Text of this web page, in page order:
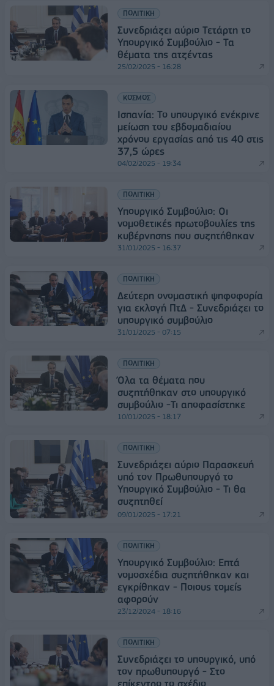
ΠΟΛΙΤΙΚΗ
Συνεδριάζει αύριο Τετάρτη το
Υπουργικό Συμβούλιο - Τα
θέματα της ατζέντας
25/02/2025 - 16:28
ΚΟΣΜΟΣ
Ισπανία: Το υπουργικό ενέκρινε
μείωση του εβδομαδιαίου
χρόνου εργασίας από τις 40 στις
37,5 ώρες
04/02/2025 - 19:34
ΠΟΛΙΤΙΚΗ
Υπουργικό Συμβούλιο: Οι
νομοθετικές πρωτοβουλίες της
κυβέρνησης που συζητήθηκαν
31/01/2025 - 16:37
ΠΟΛΙΤΙΚΗ
Δεύτερη ονομαστική ψηφοφορία
για εκλογή ΠτΔ - Συνεδριάζει το
υπουργικό συμβούλιο
31/01/2025 - 07:15
ΠΟΛΙΤΙΚΗ
Όλα τα θέματα που
συζητήθηκαν στο υπουργικό
συμβούλιο -Τι αποφασίστηκε
10/01/2025 - 18:17
ΠΟΛΙΤΙΚΗ
Συνεδριάζει αύριο Παρασκευή
υπό τον Πρωθυπουργό το
Υπουργικό Συμβούλιο - Τι θα
συζητηθεί
09/01/2025 - 17:21
ΠΟΛΙΤΙΚΗ
Υπουργικό Συμβούλιο: Επτά
νομοσχέδια συζητήθηκαν και
εγκρίθηκαν - Ποιους τομείς
αφορούν
23/12/2024 - 18:16
ΠΟΛΙΤΙΚΗ
Συνεδριάζει το υπουργικό, υπό
τον πρωθυπουργό - Στο